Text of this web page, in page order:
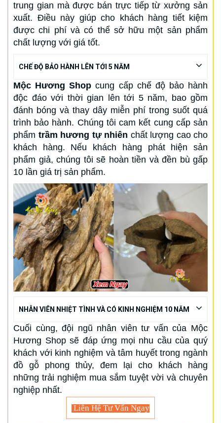
trung gian mà được bán trực tiếp từ xưởng sản
xuất. Điều này giúp cho khách hàng tiết kiệm
được chi phí và có thể sở hữu một sản phẩm
chất lượng với giá tốt.
CHẾ ĐỘ BẢO HÀNH LÊN TỚI 5 NĂM
Mộc Hương Shopcung cấp chế độ bảo hành
độc đáo với thời gian lên tới 5 năm, bao gồm
đánh bóng và thay dây miễn phí trong suốt quá
trình bảo hành. Chúng tôi cam kết cung cấp sản
phẩm trầm hương tự nhiên chất lượng cao cho
khách hàng. Nếu khách hàng phát hiện sản
phẩm giả, chúng tôi sẽ hoàn tiền và đền bù gấp
10 lần giá trị sản phẩm.
NHÂN VIÊN NHIỆT TÌNH VÀ CÓ KINH NGHIỆM 10 NĂM
Cuối cùng, đội ngũ nhân viên tư vấn của Mộc
Hương Shop sẽ đáp ứng mọi nhu cầu của quý
khách với kinh nghiệm và tâm huyết trong ngành
đồ gỗ phong thủy, đem lại cho khách hàng
những trải nghiệm mua sắm tuyệt vời và chuyên
nghiệp nhất.
Liên Hệ Tư Vấn Ngay